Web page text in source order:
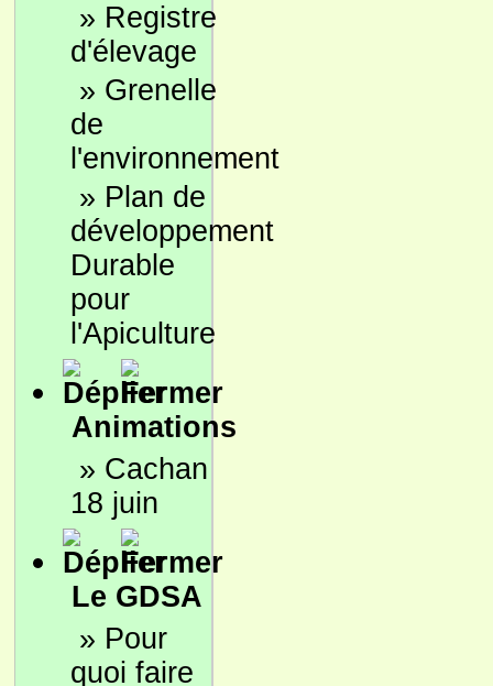
» Registre
d'élevage
» Grenelle
de
l'environnement
» Plan de
développement
Durable
pour
l'Apiculture
Animations
» Cachan
18 juin
Le GDSA
» Pour
quoi faire